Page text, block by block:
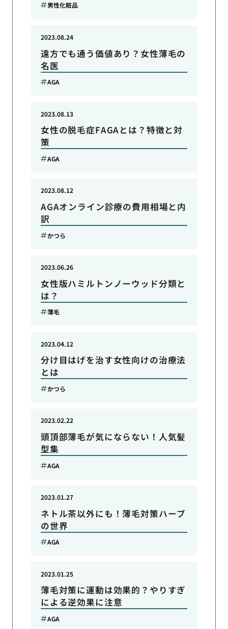
男性化粧品
遠方でも通う価値あり？女性薄毛の
名医
2023.08.24
AGA
女性の脱毛症FAGAとは？特徴と対
策
2023.08.13
AGA
AGAオンライン診療の費用相場と内
訳
2023.08.12
かつら
女性版ハミルトンノーウッド分類と
は？
2023.06.26
薄毛
分け目はげを治す女性向けの治療法
とは
2023.04.12
かつら
頭頂部薄毛が気にならない！人気髪
型集
2023.02.22
AGA
ネトル茶以外にも！薄毛対策ハーブ
の世界
2023.01.27
AGA
薄毛対策に運動は効果的？やりすぎ
による逆効果に注意
2023.01.25
AGA